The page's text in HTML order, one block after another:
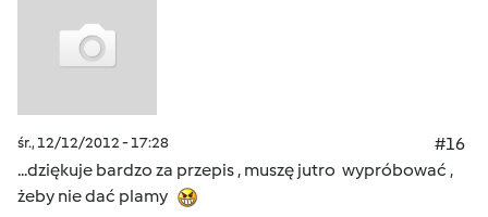
śr., 12/12/2012 - 17:28
#16
...dziękuje bardzo za przepis , muszę jutro wypróbować ,
żeby nie dać plamy